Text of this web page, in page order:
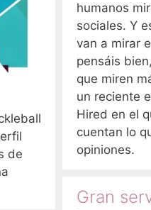
de
humanos
sociales. Y
van a mirar
pensáis
que miren
un reciente
Hired en el
cuentan lo
opiniones.
Gran